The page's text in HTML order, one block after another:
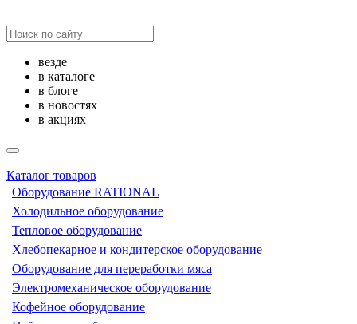
везде
в каталоге
в блоге
в новостях
в акциях
Каталог товаров
Оборудование RATIONAL
Холодильное оборудование
Тепловое оборудование
Хлебопекарное и кондитерское оборудование
Оборудование для переработки мяса
Электромеханическое оборудование
Кофейное оборудование